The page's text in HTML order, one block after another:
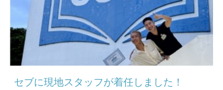
セブに現地スタッフが着任しました！